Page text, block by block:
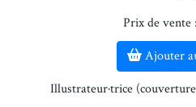
Prix de vente
Ajouter
Illustrateur·trice